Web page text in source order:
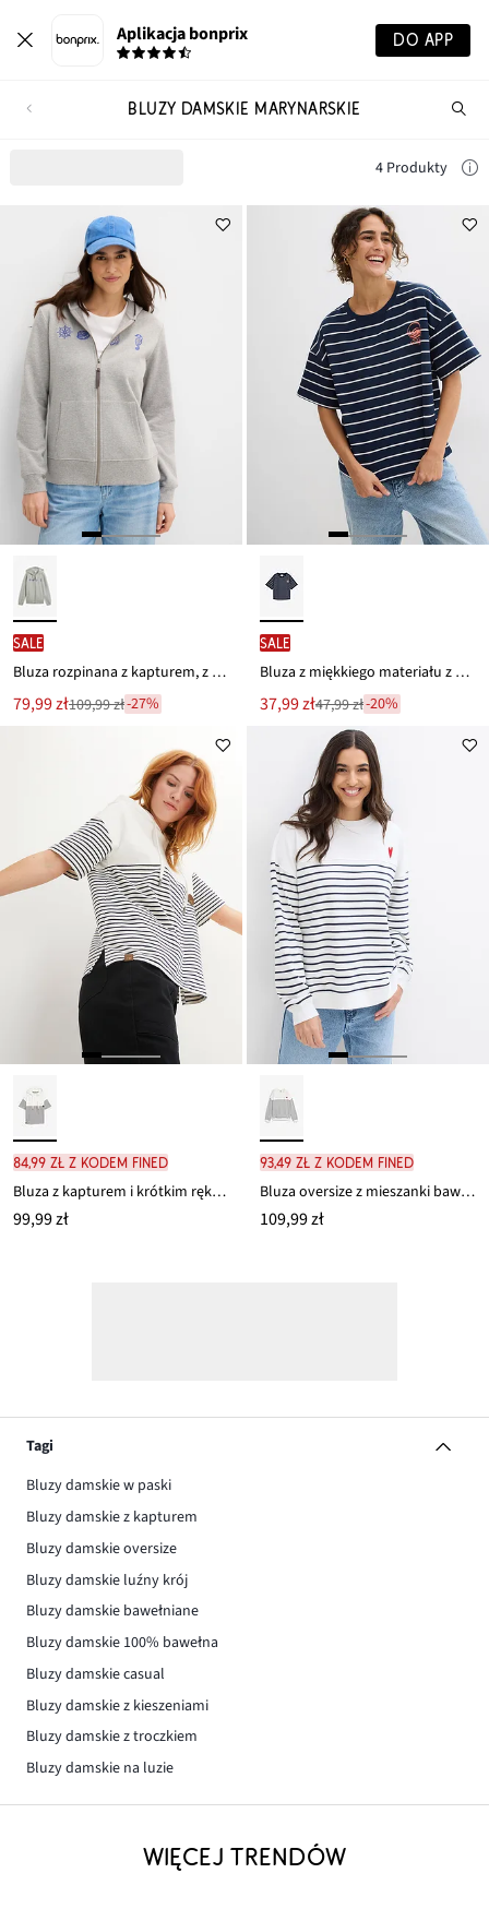
Aplikacja bonprix DO APP
BLUZY DAMSKIE MARYNARSKIE
4 Produkty
SALE
Bluza rozpinana z kapturem, z grubej bawełny
Nowa
cena
79,99 zł
Przeceniono
109,99 zł-27%
SALE
Bluza z miękkiego materiału z domieszką bawełny
Nowa
cena
37,99 zł
Przeceniono
47,99 zł
47,99 zł-20%
84,99 zł z kodem FINED
Bluza z kapturem i krótkim rękawem z czystej bawełny organicznej
99,99 zł
93,49 zł z kodem FINED
Bluza oversize z mieszanki bawełny
109,99 zł
Tagi
Bluzy damskie w paski
Bluzy damskie z kapturem
Bluzy damskie oversize
Bluzy damskie luźny krój
Bluzy damskie bawełniane
Bluzy damskie 100% bawełna
Bluzy damskie casual
Bluzy damskie z kieszeniami
Bluzy damskie z troczkiem
Bluzy damskie na luzie
WIĘCEJ TRENDÓW